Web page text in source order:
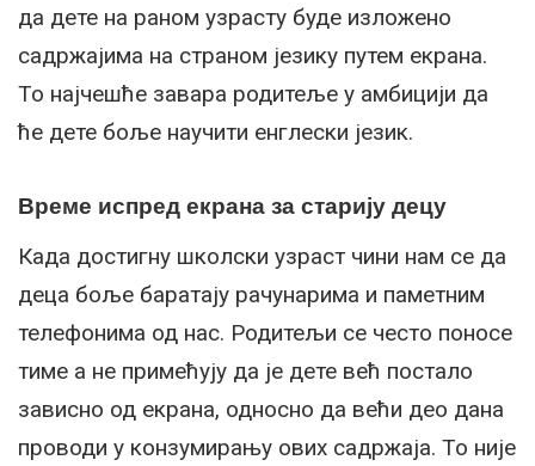
да дете на раном узрасту буде изложено
садржајима на страном језику путем екрана.
То најчешће завара родитеље у амбицији да
ће дете боље научити енглески језик.
Време испред екрана за старију децу
Када достигну школски узраст чини нам се да
деца боље баратају рачунарима и паметним
телефонима од нас. Родитељи се често поносе
тиме а не примећују да је дете већ постало
зависно од екрана, односно да већи део дана
проводи у конзумирању ових садржаја. То није